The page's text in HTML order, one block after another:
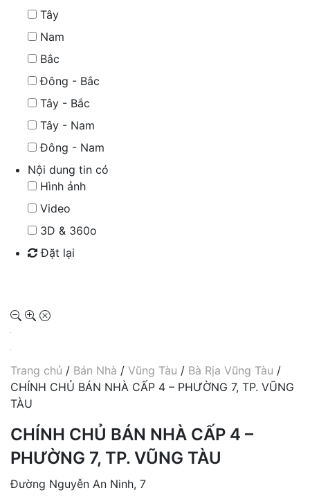
Tây
Nam
Bắc
Đông - Bắc
Tây - Bắc
Tây - Nam
Đông - Nam
Nội dung tin có
Hình ảnh
Video
3D & 360o
Đặt lại
Trang chủ / Bán Nhà / Vũng Tàu / Bà Rịa Vũng Tàu /
CHÍNH CHỦ BÁN NHÀ CẤP 4 – PHƯỜNG 7, TP. VŨNG
TÀU
CHÍNH CHỦ BÁN NHÀ CẤP 4 –
PHƯỜNG 7, TP. VŨNG TÀU
Đường Nguyễn An Ninh, 7